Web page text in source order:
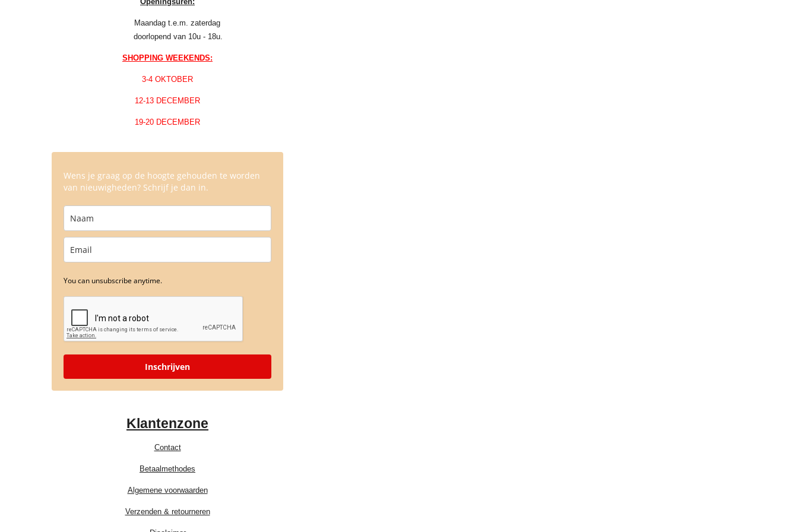
Maandag t.e.m. zaterdag
doorlopend van 10u - 18u.
SHOPPING WEEKENDS:
3-4 OKTOBER
12-13 DECEMBER
19-20 DECEMBER
Wens je graag op de hoogte gehouden te worden
van nieuwigheden? Schrijf je dan in.
You can unsubscribe anytime.
Inschrijven
Klantenzone
Contact
Betaalmethodes
Algemene voorwaarden
Verzenden & retourneren